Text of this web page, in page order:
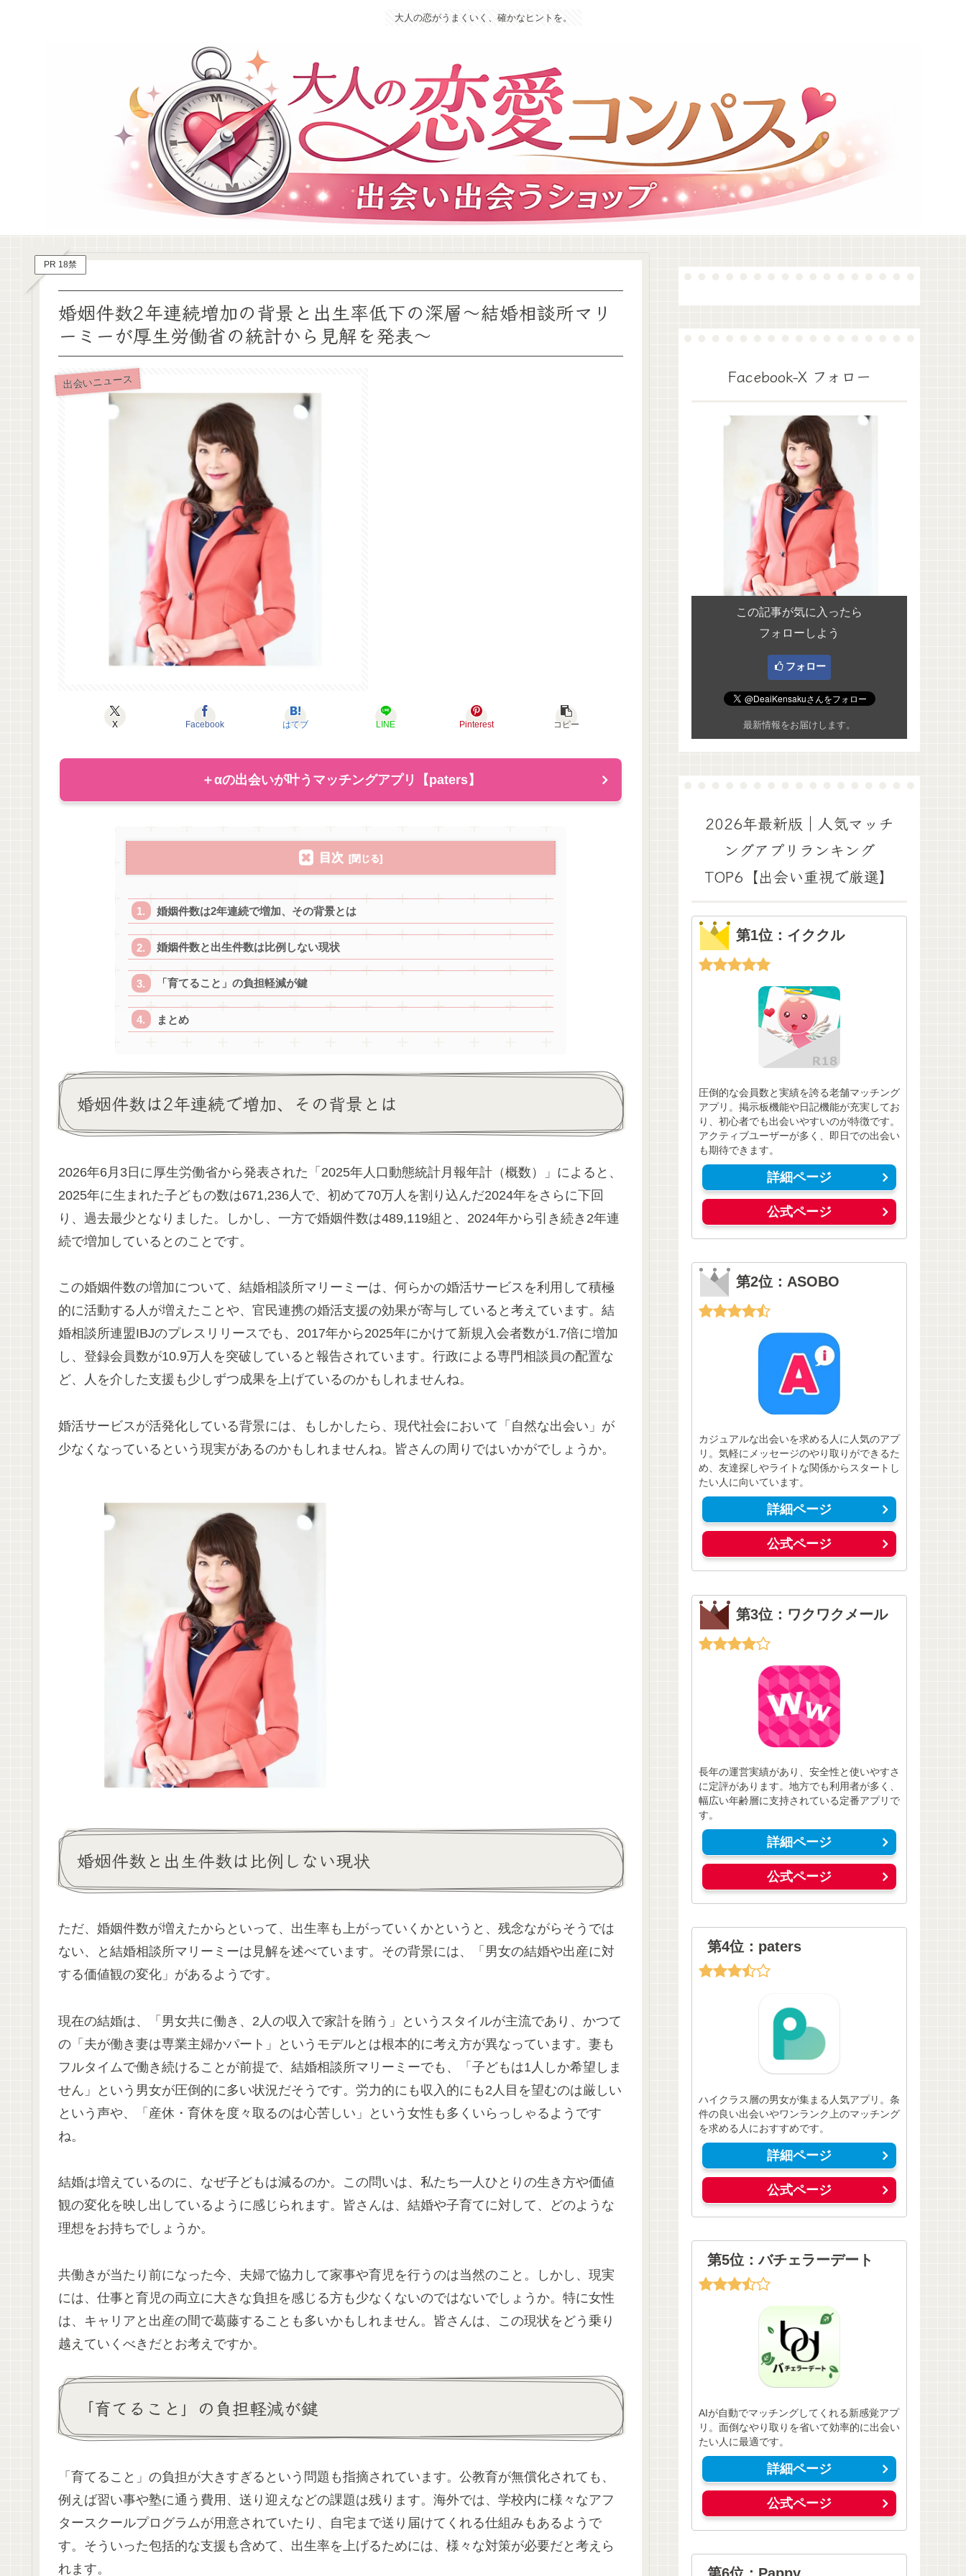
大人の恋がうまくいく、確かなヒントを。
PR 18禁
婚姻件数2年連続増加の背景と出生率低下の深層〜結婚相談所マリ
ーミーが厚生労働省の統計から見解を発表〜
出会いニュース
X Facebook はてブ LINE Pinterest コピー
＋αの出会いが叶うマッチングアプリ【paters】
目次
婚姻件数は2年連続で増加、その背景とは
婚姻件数と出生件数は比例しない現状
「育てること」の負担軽減が鍵
まとめ
婚姻件数は2年連続で増加、その背景とは
2026年6月3日に厚生労働省から発表された「2025年人口動態統計月報年計（概数）」によると、
2025年に生まれた子どもの数は671,236人で、初めて70万人を割り込んだ2024年をさらに下回
り、過去最少となりました。しかし、一方で婚姻件数は489,119組と、2024年から引き続き2年連
続で増加しているとのことです。
この婚姻件数の増加について、結婚相談所マリーミーは、何らかの婚活サービスを利用して積極
的に活動する人が増えたことや、官民連携の婚活支援の効果が寄与していると考えています。結
婚相談所連盟IBJのプレスリリースでも、2017年から2025年にかけて新規入会者数が1.7倍に増加
し、登録会員数が10.9万人を突破していると報告されています。行政による専門相談員の配置な
ど、人を介した支援も少しずつ成果を上げているのかもしれませんね。
婚活サービスが活発化している背景には、もしかしたら、現代社会において「自然な出会い」が
少なくなっているという現実があるのかもしれませんね。皆さんの周りではいかがでしょうか。
婚姻件数と出生件数は比例しない現状
ただ、婚姻件数が増えたからといって、出生率も上がっていくかというと、残念ながらそうでは
ない、と結婚相談所マリーミーは見解を述べています。その背景には、「男女の結婚や出産に対
する価値観の変化」があるようです。
現在の結婚は、「男女共に働き、2人の収入で家計を賄う」というスタイルが主流であり、かつて
の「夫が働き妻は専業主婦かパート」というモデルとは根本的に考え方が異なっています。妻も
フルタイムで働き続けることが前提で、結婚相談所マリーミーでも、「子どもは1人しか希望しま
せん」という男女が圧倒的に多い状況だそうです。労力的にも収入的にも2人目を望むのは厳しい
という声や、「産休・育休を度々取るのは心苦しい」という女性も多くいらっしゃるようです
ね。
結婚は増えているのに、なぜ子どもは減るのか。この問いは、私たち一人ひとりの生き方や価値
観の変化を映し出しているように感じられます。皆さんは、結婚や子育てに対して、どのような
理想をお持ちでしょうか。
共働きが当たり前になった今、夫婦で協力して家事や育児を行うのは当然のこと。しかし、現実
には、仕事と育児の両立に大きな負担を感じる方も少なくないのではないでしょうか。特に女性
は、キャリアと出産の間で葛藤することも多いかもしれません。皆さんは、この現状をどう乗り
越えていくべきだとお考えですか。
「育てること」の負担軽減が鍵
「育てること」の負担が大きすぎるという問題も指摘されています。公教育が無償化されても、
例えば習い事や塾に通う費用、送り迎えなどの課題は残ります。海外では、学校内に様々なアフ
タースクールプログラムが用意されていたり、自宅まで送り届けてくれる仕組みもあるようで
す。そういった包括的な支援も含めて、出生率を上げるためには、様々な対策が必要だと考えら
れます。
Facebook-X フォロー
この記事が気に入ったら
フォローしよう
フォロー
最新情報をお届けします。
2026年最新版｜人気マッチ
ングアプリランキング
TOP6【出会い重視で厳選】
第1位：イククル
圧倒的な会員数と実績を誇る老舗マッチング
アプリ。掲示板機能や日記機能が充実してお
り、初心者でも出会いやすいのが特徴です。
アクティブユーザーが多く、即日での出会い
も期待できます。
詳細ページ
公式ページ
第2位：ASOBO
カジュアルな出会いを求める人に人気のアプ
リ。気軽にメッセージのやり取りができるた
め、友達探しやライトな関係からスタートし
たい人に向いています。
詳細ページ
公式ページ
第3位：ワクワクメール
長年の運営実績があり、安全性と使いやすさ
に定評があります。地方でも利用者が多く、
幅広い年齢層に支持されている定番アプリで
す。
詳細ページ
公式ページ
第4位：paters
ハイクラス層の男女が集まる人気アプリ。条
件の良い出会いやワンランク上のマッチング
を求める人におすすめです。
詳細ページ
公式ページ
第5位：バチェラーデート
AIが自動でマッチングしてくれる新感覚アプ
リ。面倒なやり取りを省いて効率的に出会い
たい人に最適です。
詳細ページ
公式ページ